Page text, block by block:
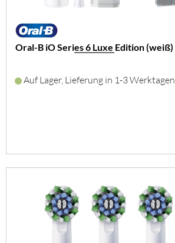
Oral-B iO Series 6 Luxe Edition (weiß)
Auf Lager, Lieferung in 1-3 Werktagen